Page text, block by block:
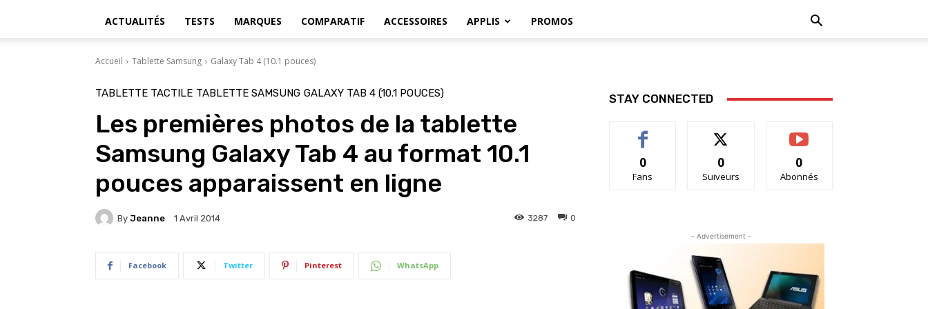
ACTUALITÉS TESTS MARQUES COMPARATIF ACCESSOIRES APPLIS PROMOS
Accueil Tablette Samsung Galaxy Tab 4 (10.1 pouces)
TABLETTE TACTILE TABLETTE SAMSUNG GALAXY TAB 4 (10.1 POUCES)
Les premières photos de la tablette
Samsung Galaxy Tab 4 au format 10.1
pouces apparaissent en ligne
By Jeanne 1 Avril 2014 0
3287
Facebook Twitter Pinterest WhatsApp
STAY CONNECTED
0
Fans
0
Suiveurs
0
Abonnés
- Advertisement -